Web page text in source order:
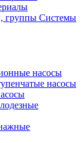
Системы
насосы
насосы